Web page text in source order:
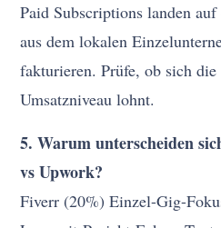
Paid Subscriptions landen
aus dem lokalen
fakturieren. Prüfe, ob sich
Umsatzniveau lohnt.
5. Warum unterscheiden
vs Upwork?
Fiverr (20%) Einzel-Gig-